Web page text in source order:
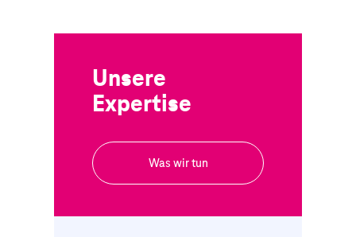
Unsere
Expertise
Was wir tun